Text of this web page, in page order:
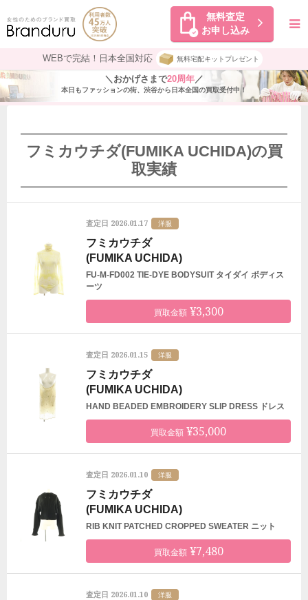
無料査定
お申し込み
WEBで完結！日本全国対応 無料宅配キットプレゼント
＼おかげさまで20周年／
本日もファッションの街、渋谷から日本全国の買取受付中！
フミカウチダ(FUMIKA UCHIDA)の買
取実績
査定日 2026.01.17 洋服
フミカウチダ
(FUMIKA UCHIDA)
FU-M-FD002 TIE-DYE BODYSUIT タイダイ ボディス
ーツ
買取金額¥3,300
査定日 2026.01.15 洋服
フミカウチダ
(FUMIKA UCHIDA)
HAND BEADED EMBROIDERY SLIP DRESS ドレス
買取金額 ¥35,000
査定日 2026.01.10 洋服
フミカウチダ
(FUMIKA UCHIDA)
RIB KNIT PATCHED CROPPED SWEATER ニット
買取金額¥7,480
査定日 2026.01.10 洋服